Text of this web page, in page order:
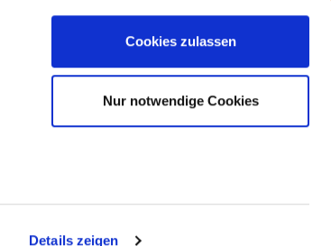
Details zeigen
Cookies zulassen
Nur notwendige Cookies